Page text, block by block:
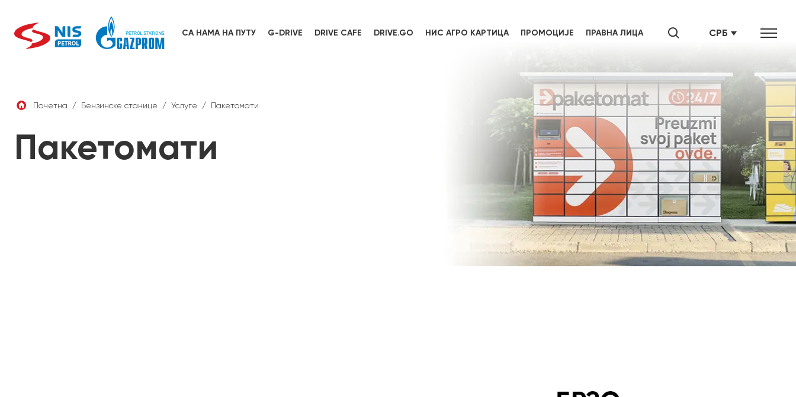
СА НАМА НА ПУТУ G-DRIVE DRIVE CAFE DRIVE.GO НИС АГРО КАРТИЦА ПРОМОЦИЈЕ ПРАВНА ЛИЦА
СРБ
content
Почетна / Бензинске станице / Услуге / Пакетомати
Пакетомати